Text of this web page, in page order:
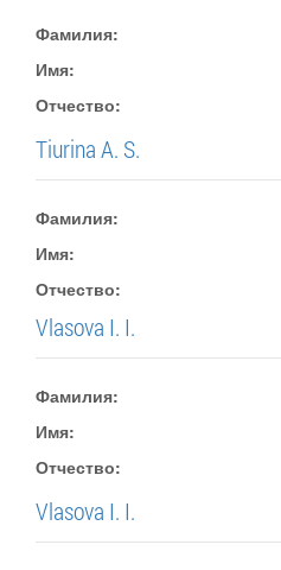
Фамилия:
Имя:
Отчество:
Tiurina A. S.
Фамилия:
Имя:
Отчество:
Vlasova I. I.
Фамилия:
Имя:
Отчество:
Vlasova I. I.